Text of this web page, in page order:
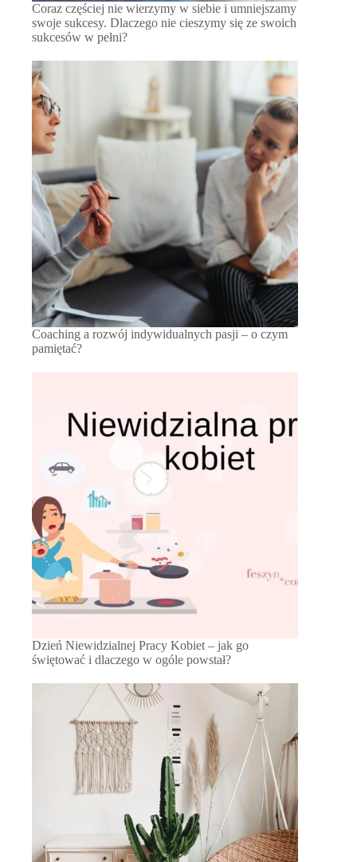
Coraz częściej nie wierzymy w siebie i umniejszamy
swoje sukcesy. Dlaczego nie cieszymy się ze swoich
sukcesów w pełni?
Coaching a rozwój indywidualnych pasji – o czym
pamiętać?
Dzień Niewidzialnej Pracy Kobiet – jak go
świętować i dlaczego w ogóle powstał?